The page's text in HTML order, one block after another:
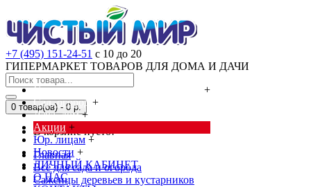
+7 (495) 151-24-51 с 10 до 20
ГИПЕРМАРКЕТ ТОВАРОВ ДЛЯ ДОМА И ДАЧИ
Cредства от насекомых и грызунов
+
Сад, огород +
Дача, дом +
Акции +
Юр. лицам +
Новости +
ЛИЧНЫЙ КАБИНЕТ
О НАС
0 товар(ов) - 0 р.
В корзине пусто!
Главная
Всё для сада и огорода
Саженцы деревьев и кустарников